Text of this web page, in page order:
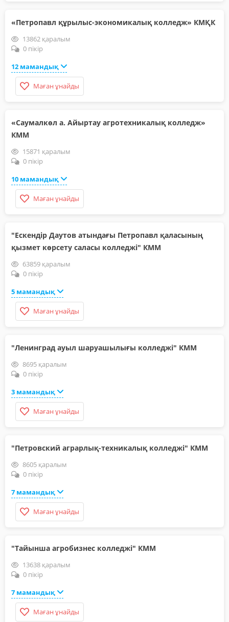
«Петропавл құрылыс-экономикалық колледж» КМҚК
13862 қаралым
0 пікір
12 мамандық
Маған ұнайды
«Саумалкөл а. Айыртау агротехникалық колледж»
КММ
15871 қаралым
0 пікір
10 мамандық
Маған ұнайды
"Ескендір Даутов атындағы Петропавл қаласының
қызмет көрсету саласы колледжі" КММ
63859 қаралым
0 пікір
5 мамандық
Маған ұнайды
"Ленинград ауыл шаруашылығы колледжі" КММ
8695 қаралым
0 пікір
3 мамандық
Маған ұнайды
"Петровский аграрлық-техникалық колледжі" КММ
8605 қаралым
0 пікір
7 мамандық
Маған ұнайды
"Тайынша агробизнес колледжі" КММ
13638 қаралым
0 пікір
7 мамандық
Маған ұнайды